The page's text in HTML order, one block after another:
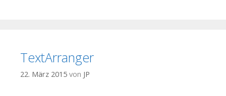
TextArranger
22. März 2015 von JP